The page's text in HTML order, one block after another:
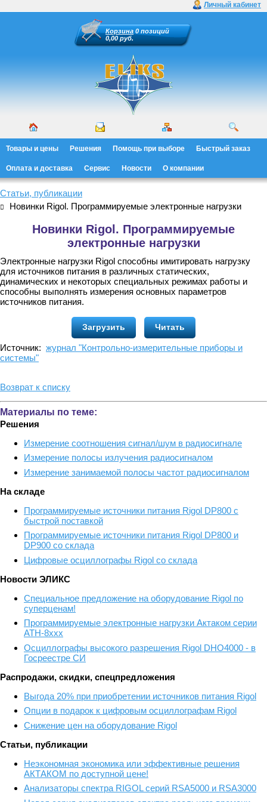
Личный кабинет
Корзина 0 позиций
0,00 руб.
Товары и цены Решения Помощь при выборе Быстрый заказ
Оплата и доставка Сервис Новости О компании
Статьи, публикации
Новинки Rigol. Программируемые электронные нагрузки
Новинки Rigol. Программируемые
электронные нагрузки
Электронные нагрузки Rigol способны имитировать нагрузку
для источников питания в различных статических,
динамических и некоторых специальных режимах работы и
способны выполнять измерения основных параметров
источников питания.
Загрузить Читать
Источник: журнал "Контрольно-измерительные приборы и
системы"
Возврат к списку
Материалы по теме:
Решения
Измерение соотношения сигнал/шум в радиосигнале
Измерение полосы излучения радиосигналом
Измерение занимаемой полосы частот радиосигналом
На складе
Программируемые источники питания Rigol DP800 с
быстрой поставкой
Программируемые источники питания Rigol DP800 и
DP900 со склада
Цифровые осциллографы Rigol со склада
Новости ЭЛИКС
Cпециальное предложение на оборудование Rigol по
суперценам!
Программируемые электронные нагрузки Актаком серии
АТН-8ххх
Осциллографы высокого разрешения Rigol DHO4000 - в
Госреестре СИ
Распродажи, скидки, спецпредложения
Выгода 20% при приобретении источников питания Rigol
Опции в подарок к цифровым осциллографам Rigol
Снижение цен на оборудование Rigol
Статьи, публикации
Неэкономная экономика или эффективные решения
АКТАКОМ по доступной цене!
Анализаторы спектра RIGOL серий RSA5000 и RSA3000